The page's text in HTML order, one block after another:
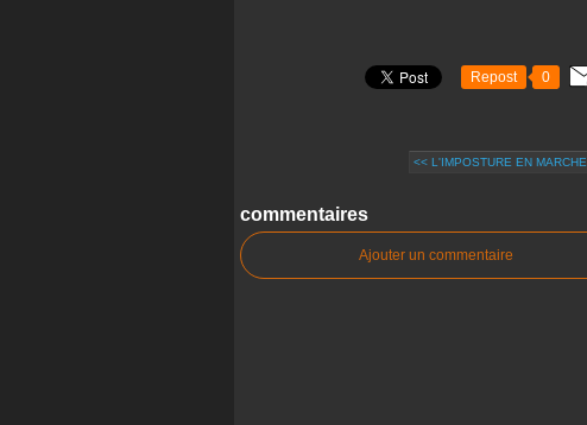
Repost 0
<< L'IMPOSTURE EN MARCHE
commentaires
Ajouter un commentaire